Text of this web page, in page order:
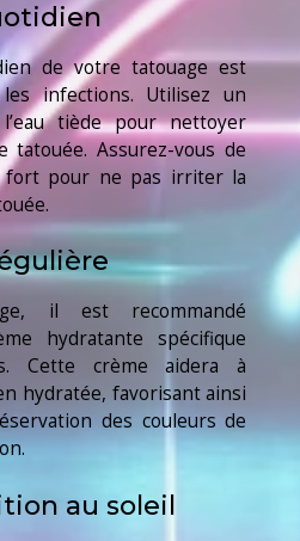
de votre tatouage est
infections. Utilisez un
tiède pour nettoyer
tatouée. Assurez-vous de
pour ne pas irriter la
il est recommandé
hydratante spécifique
Cette crème aidera à
hydratée, favorisant ainsi
des couleurs de
au soleil